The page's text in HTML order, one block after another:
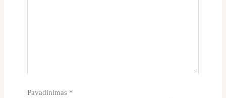
Pavadinimas *